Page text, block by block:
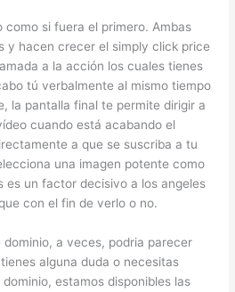
si fuera el primero. Ambas
y hacen crecer el simply click price
a la acción los cuales tienes
tú verbalmente al mismo tiempo
la pantalla final te permite dirigir a
cuando está acabando el
a que se suscriba a tu
una imagen potente como
es un factor decisivo a los angeles
con el fin de verlo o no.
a veces, podria parecer
alguna duda o necesitas
estamos disponibles las